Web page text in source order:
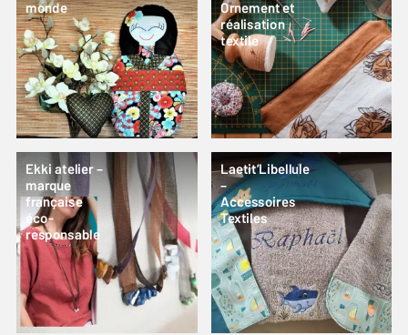
monde
Ornement et
réalisation
textile
Ekki atelier –
marque
française
éco-
responsable
Laetit’Libellule
–
Accessoires
Textiles